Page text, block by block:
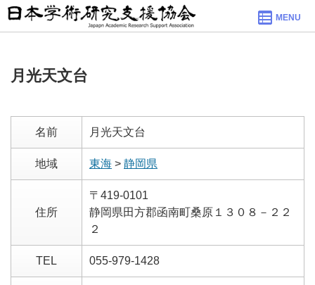
MENU
月光天文台
名前 月光天文台
地域 東海 > 静岡県
住所
〒419-0101
静岡県田方郡函南町桑原１３０８－２２
２
TEL 055-979-1428